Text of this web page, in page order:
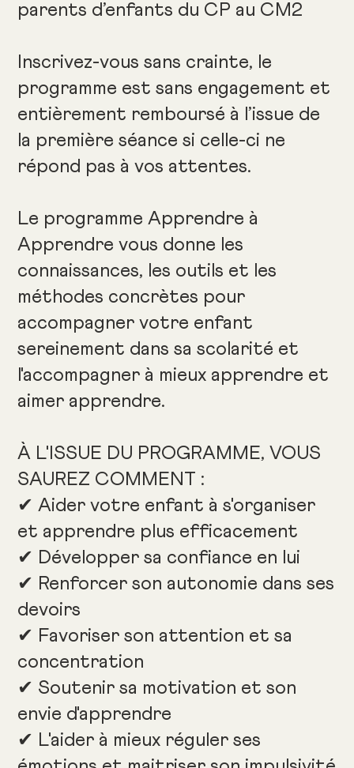
parents d’enfants du CP au CM2
Inscrivez-vous sans crainte, le
programme est sans engagement et
entièrement remboursé à l’issue de
la première séance si celle-ci ne
répond pas à vos attentes.
Le programme Apprendre à
Apprendre vous donne les
connaissances, les outils et les
méthodes concrètes pour
accompagner votre enfant
sereinement dans sa scolarité et
l'accompagner à mieux apprendre et
aimer apprendre.
À L'ISSUE DU PROGRAMME, VOUS
SAUREZ COMMENT :
✔ Aider votre enfant à s'organiser
et apprendre plus efficacement
✔ Développer sa confiance en lui
✔ Renforcer son autonomie dans ses
devoirs
✔ Favoriser son attention et sa
concentration
✔ Soutenir sa motivation et son
envie d'apprendre
✔ L'aider à mieux réguler ses